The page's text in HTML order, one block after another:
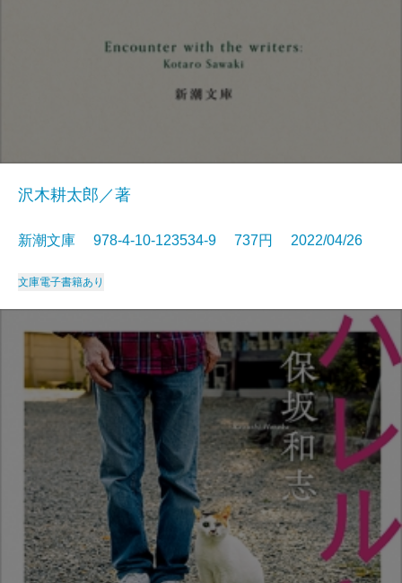
沢木耕太郎／著
新潮文庫 978-4-10-123534-9 737円 2022/04/26
文庫電子書籍あり